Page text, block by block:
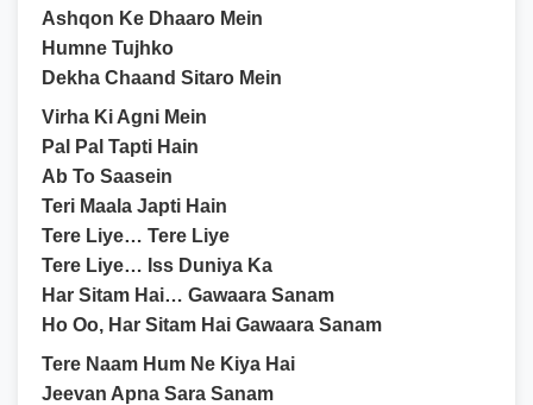
Ashqon Ke Dhaaro Mein
Humne Tujhko
Dekha Chaand Sitaro Mein
Virha Ki Agni Mein
Pal Pal Tapti Hain
Ab To Saasein
Teri Maala Japti Hain
Tere Liye… Tere Liye
Tere Liye… Iss Duniya Ka
Har Sitam Hai… Gawaara Sanam
Ho Oo, Har Sitam Hai Gawaara Sanam
Tere Naam Hum Ne Kiya Hai
Jeevan Apna Sara Sanam